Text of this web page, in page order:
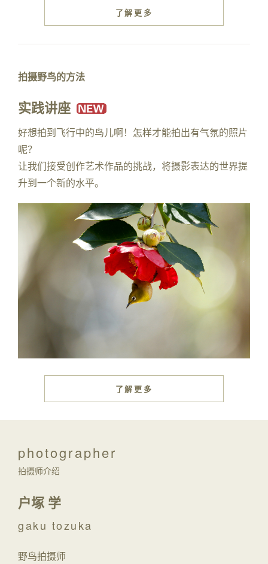
了解更多
拍摄野鸟的方法
实践讲座
好想拍到飞行中的鸟儿啊！怎样才能拍出有气氛的照片
呢？
让我们接受创作艺术作品的挑战，将摄影表达的世界提
升到一个新的水平。
了解更多
photographer
拍摄师介绍
户塚 学
gaku tozuka
野鸟拍摄师